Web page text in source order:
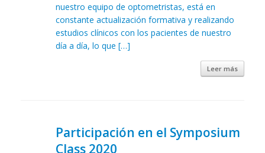
nuestro equipo de optometristas, está en
constante actualización formativa y realizando
estudios clínicos con los pacientes de nuestro
día a día, lo que […]
Leer más
Participación en el Symposium
Class 2020